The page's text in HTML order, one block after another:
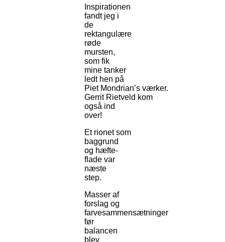
Inspirationen
fandt jeg i
de
rektangulære
røde
mursten,
som fik
mine tanker
ledt hen på
Piet Mondrian’s værker.
Gerrit Rietveld kom
også ind
over!
Et rionet som
baggrund
og hæfte-
flade var
næste
step.
Masser af
forslag og
farvesammensætninger
før
balancen
blev